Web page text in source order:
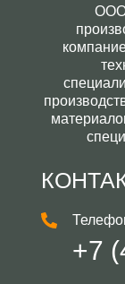
ООО
+7